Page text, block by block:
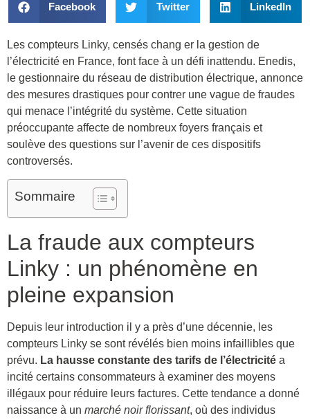
Facebook Twitter LinkedIn
Les compteurs Linky, censés chang er la gestion de
l’électricité en France, font face à un défi inattendu. Enedis,
le gestionnaire du réseau de distribution électrique, annonce
des mesures drastiques pour contrer une vague de fraudes
qui menace l’intégrité du système. Cette situation
préoccupante affecte de nombreux foyers français et
soulève des questions sur l’avenir de ces dispositifs
controversés.
Sommaire
La fraude aux compteurs
Linky : un phénomène en
pleine expansion
Depuis leur introduction il y a près d’une décennie, les
compteurs Linky se sont révélés bien moins infaillibles que
prévu. La hausse constante des tarifs de l’électricité a
incité certains consommateurs à examiner des moyens
illégaux pour réduire leurs factures. Cette tendance a donné
naissance à un marché noir florissant, où des individus